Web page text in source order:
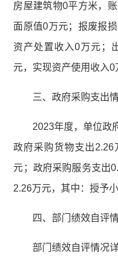
房屋建筑物0平方米，
面原值0万元；报废报
资产处置收入0万元；
元，实现资产使用收入0
三、政府采购支出
2023年度，单位政
政府采购货物支出
元；政府采购服务支出
2.26万元，其中：授予
四、部门绩效自评
部门绩效自评情况